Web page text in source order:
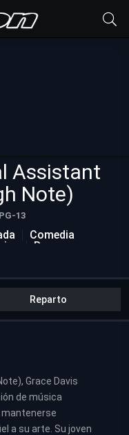
Assistant
Note)
PG-13
Comedia
Romance
Reparto
Grace Davis
de música
mantenerse
a su arte. Su joven